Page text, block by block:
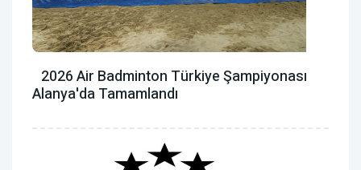
2026 Air Badminton Türkiye Şampiyonası
Alanya'da Tamamlandı